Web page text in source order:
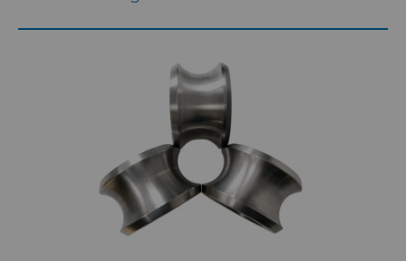
Hygiene
Medizinsektor
Siliziumkarbid-Halbleiter
Stahlproduktion
Werkzeugbau
Additive Fertigung
PCD- und PCBN-Sortenauswahl
Zertifikate & Datenblätter
Materialanalyse-Labor
QEHS-Richtlinie
Forschung & Entwicklung
Nachrichten
Nachhaltigkeit